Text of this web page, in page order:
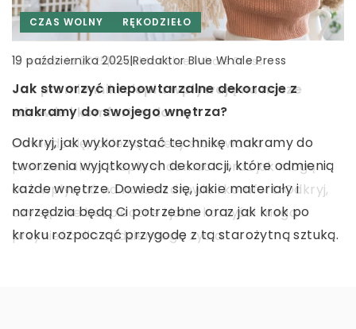
20 lipca 2026|Redaktor Blue Whale Press
nowoczesnych maszyn do pakowania w
przemyśle spożywczym
Odkryj, jak nowoczesne maszyny do pakowania
mogą zwiększyć wydajność i efektywność
produkcji w przemyśle spożywczym. Dowiedz się,
jakie korzyści niesie automatyzacja oraz jakie
technologie warto wdrożyć.
CZAS WOLNY INNE
12 września 2025|Redaktor Blue Whale Press
Jak promienniki ciepła wpływają na nasze
zdrowie i komfort w domu?
Dowiedz się, jakie są zalety stosowania
promienników ciepła w domach oraz jak mogą
one wpływać na nasze zdrowie i komfort. Odkryj,
czy są one bezpieczne i jakie korzyści mogą
przynieść dla codziennego życia.
CZAS WOLNY RĘKODZIEŁO
19 października 2025|Redaktor Blue Whale Press
Jak stworzyć niepowtarzalne dekoracje z
makramy do swojego wnętrza?
Odkryj, jak wykorzystać technikę makramy do
tworzenia wyjątkowych dekoracji, które odmienią
każde wnętrze. Dowiedz się, jakie materiały i
narzędzia będą Ci potrzebne oraz jak krok po
kroku rozpocząć przygodę z tą starożytną sztuką.